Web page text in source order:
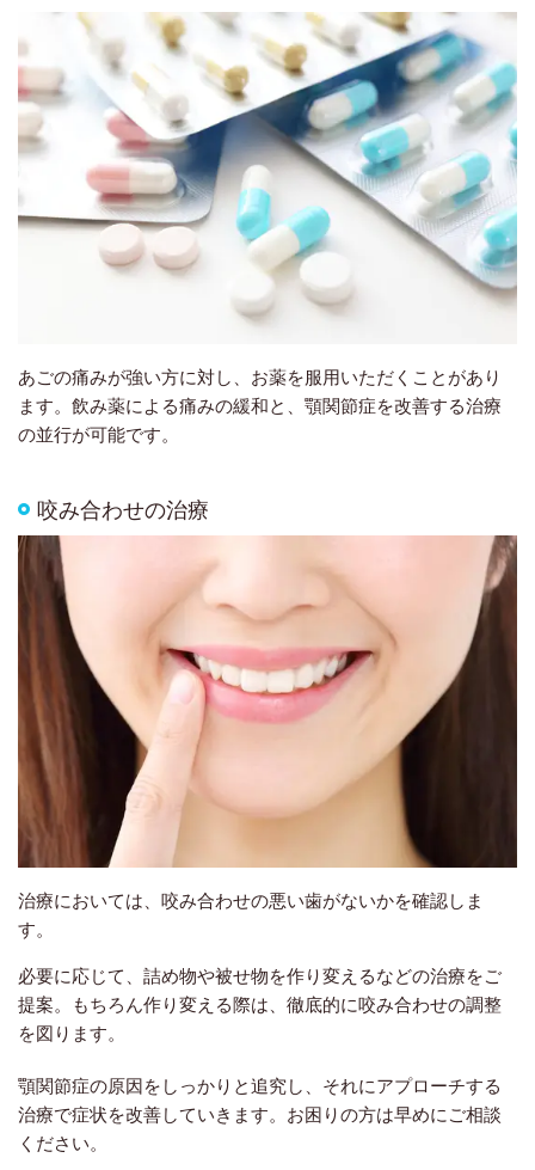
あごの痛みが強い方に対し、お薬を服用いただくことがあり
ます。飲み薬による痛みの緩和と、顎関節症を改善する治療
の並行が可能です。
咬み合わせの治療
治療においては、咬み合わせの悪い歯がないかを確認しま
す。
必要に応じて、詰め物や被せ物を作り変えるなどの治療をご
提案。もちろん作り変える際は、徹底的に咬み合わせの調整
を図ります。
顎関節症の原因をしっかりと追究し、それにアプローチする
治療で症状を改善していきます。お困りの方は早めにご相談
ください。